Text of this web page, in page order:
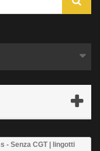
- Senza CGT | lingotti